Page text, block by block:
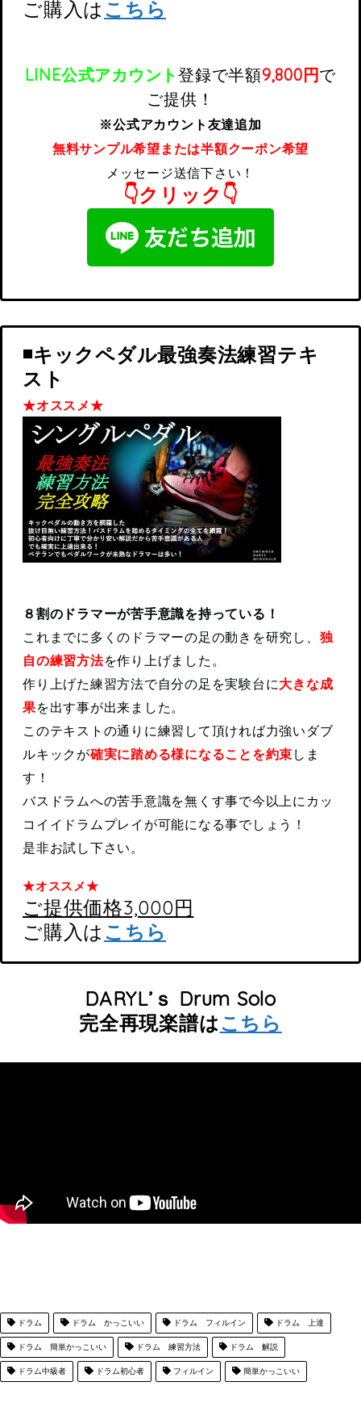
ご購入は こちら
LINE公式アカウント登録で半額9,800円で
ご提供！
※公式アカウント友達追加
無料サンプル希望または半額クーポン希望
メッセージ送信下さい！
👇クリック👇
◾️キックペダル最強奏法練習テキ
スト
★オススメ★
８割のドラマーが苦手意識を持っている！
これまでに多くのドラマーの足の動きを研究し、 独
自の練習方法を作り上げました。
作り上げた練習方法で自分の足を実験台に大きな成
果を出す事が出来ました。
このテキストの通りに練習して頂ければ力強いダブ
ルキックが確実に踏める様になることを約束 しま
す！
バスドラムへの苦手意識を無くす事で今以上にカッ
コイイドラムプレイが可能になる事でしょう！
是非お試し下さい。
★オススメ★
ご提供価格3,000円
ご購入は こちら
DARYL’ｓ Drum Solo
完全再現楽譜はこちら
ドラム ドラム かっこいい ドラム フィルイン ドラム 上達
ドラム 簡単かっこいい ドラム 練習方法 ドラム 解説
ドラム中級者 ドラム初心者 フィルイン 簡単かっこいい